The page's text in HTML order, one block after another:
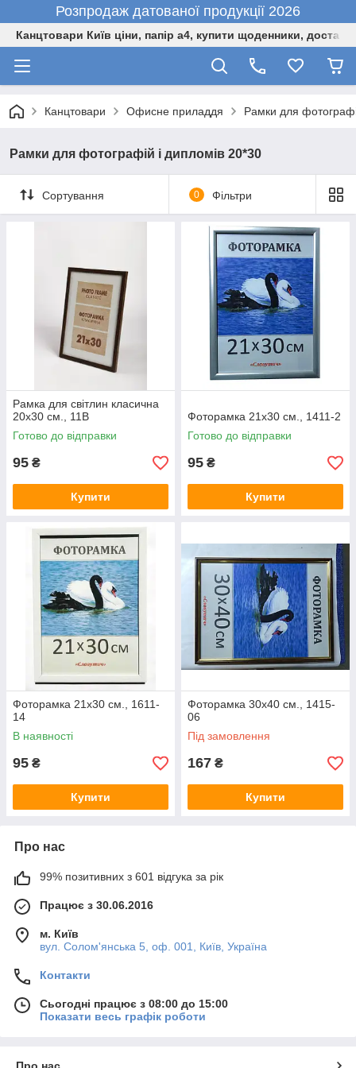
Розпродаж датованої продукції 2026
Канцтовари Київ ціни, папір а4, купити щоденники,
Канцтовари Офисне приладдя Рамки для
Рамки для фотографій і дипломів 20*30
Сортування 0 Фільтри
Рамка для світлин класична
20х30 см., 11В
Готово до відправки
95 ₴
Купити
Фоторамка 21х30 см., 1411-2
Готово до відправки
95 ₴
Купити
Фоторамка 21х30 см., 1611-
14
В наявності
95 ₴
Купити
Фоторамка 30х40 см., 1415-
06
Під замовлення
167 ₴
Купити
Про нас
99% позитивних з 601 відгука за рік
Працює з 30.06.2016
м. Київ
вул. Солом'янська 5, оф. 001, Київ, Україна
Контакти
Сьогодні працює з 08:00 до 15:00
Показати весь графік роботи